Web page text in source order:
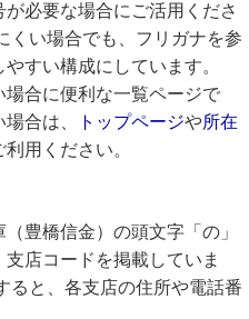
必要な場合にご活用くださ
くい場合でも、フリガナを参
すい構成にしています。
場合に便利な一覧ページで
合は、
トップページや所在
用ください。
豊橋信金）の頭文字「の」
店コードを掲載していま
ると、各支店の住所や電話番